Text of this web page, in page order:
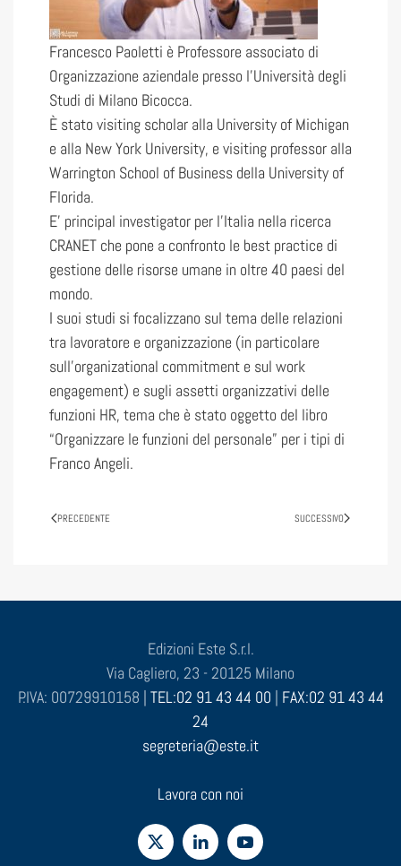
Francesco Paoletti è Professore associato di
Organizzazione aziendale presso l’Università degli
Studi di Milano Bicocca.
È stato visiting scholar alla University of Michigan
e alla New York University, e visiting professor alla
Warrington School of Business della University of
Florida.
E’ principal investigator per l’Italia nella ricerca
CRANET che pone a confronto le best practice di
gestione delle risorse umane in oltre 40 paesi del
mondo.
I suoi studi si focalizzano sul tema delle relazioni
tra lavoratore e organizzazione (in particolare
sull’organizational commitment e sul work
engagement) e sugli assetti organizzativi delle
funzioni HR, tema che è stato oggetto del libro
“Organizzare le funzioni del personale” per i tipi di
Franco Angeli.
PRECEDENTE SUCCESSIVO
Edizioni Este S.r.l.
Via Cagliero, 23 - 20125 Milano
P.IVA: 00729910158 | TEL:02 91 43 44 00 | FAX:02 91 43 44
24
segreteria@este.it
Lavora con noi